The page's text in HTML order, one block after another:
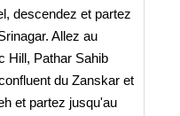
descendez et partez
Allez au
Hill, Pathar Sahib
du Zanskar et
et partez jusqu'au